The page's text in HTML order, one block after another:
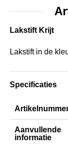
Lakstift Krijt
Lakstift in de
Specificaties
Aanvullende
informatie